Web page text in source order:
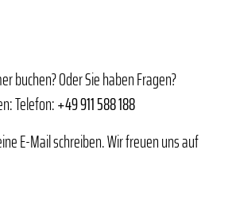
buchen? Oder Sie haben Fragen?
Telefon:+49 911 588 188
E-Mail schreiben. Wir freuen uns auf